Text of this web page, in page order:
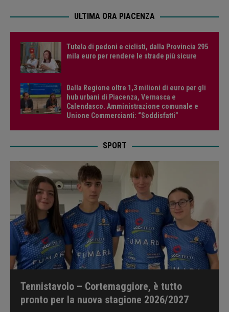
ULTIMA ORA PIACENZA
Tutela di pedoni e ciclisti, dalla Provincia 295
mila euro per rendere le strade più sicure
Dalla Regione oltre 1,3 milioni di euro per gli
hub urbani di Piacenza, Vernasca e
Calendasco. Amministrazione comunale e
Unione Commercianti: “Soddisfatti”
SPORT
Tennistavolo – Cortemaggiore, è tutto
pronto per la nuova stagione 2026/2027